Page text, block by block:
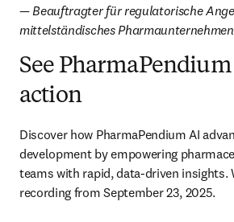
— Beauftragter für regulatorische
mittelständisches Pharmaunternehmen
See
action
Discover how PharmaPendium AI
development by empowering
teams with rapid, data-driven insights.
recording from September 23, 2025.